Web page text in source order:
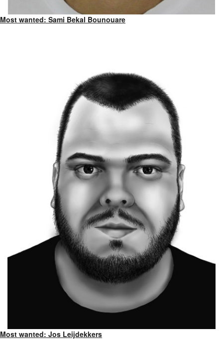
Most wanted: Sami Bekal Bounouare
Most wanted: Jos Leijdekkers